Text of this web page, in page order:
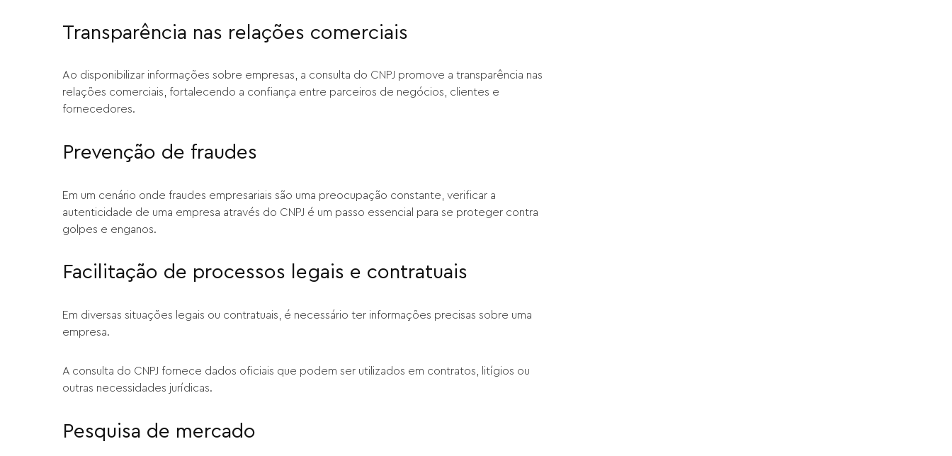
Transparência nas relações comerciais
Ao disponibilizar informações sobre empresas, a consulta do CNPJ promove a transparência nas
relações comerciais, fortalecendo a confiança entre parceiros de negócios, clientes e
fornecedores.
Prevenção de fraudes
Em um cenário onde fraudes empresariais são uma preocupação constante, verificar a
autenticidade de uma empresa através do CNPJ é um passo essencial para se proteger contra
golpes e enganos.
Facilitação de processos legais e contratuais
Em diversas situações legais ou contratuais, é necessário ter informações precisas sobre uma
empresa.
A consulta do CNPJ fornece dados oficiais que podem ser utilizados em contratos, litígios ou
outras necessidades jurídicas.
Pesquisa de mercado